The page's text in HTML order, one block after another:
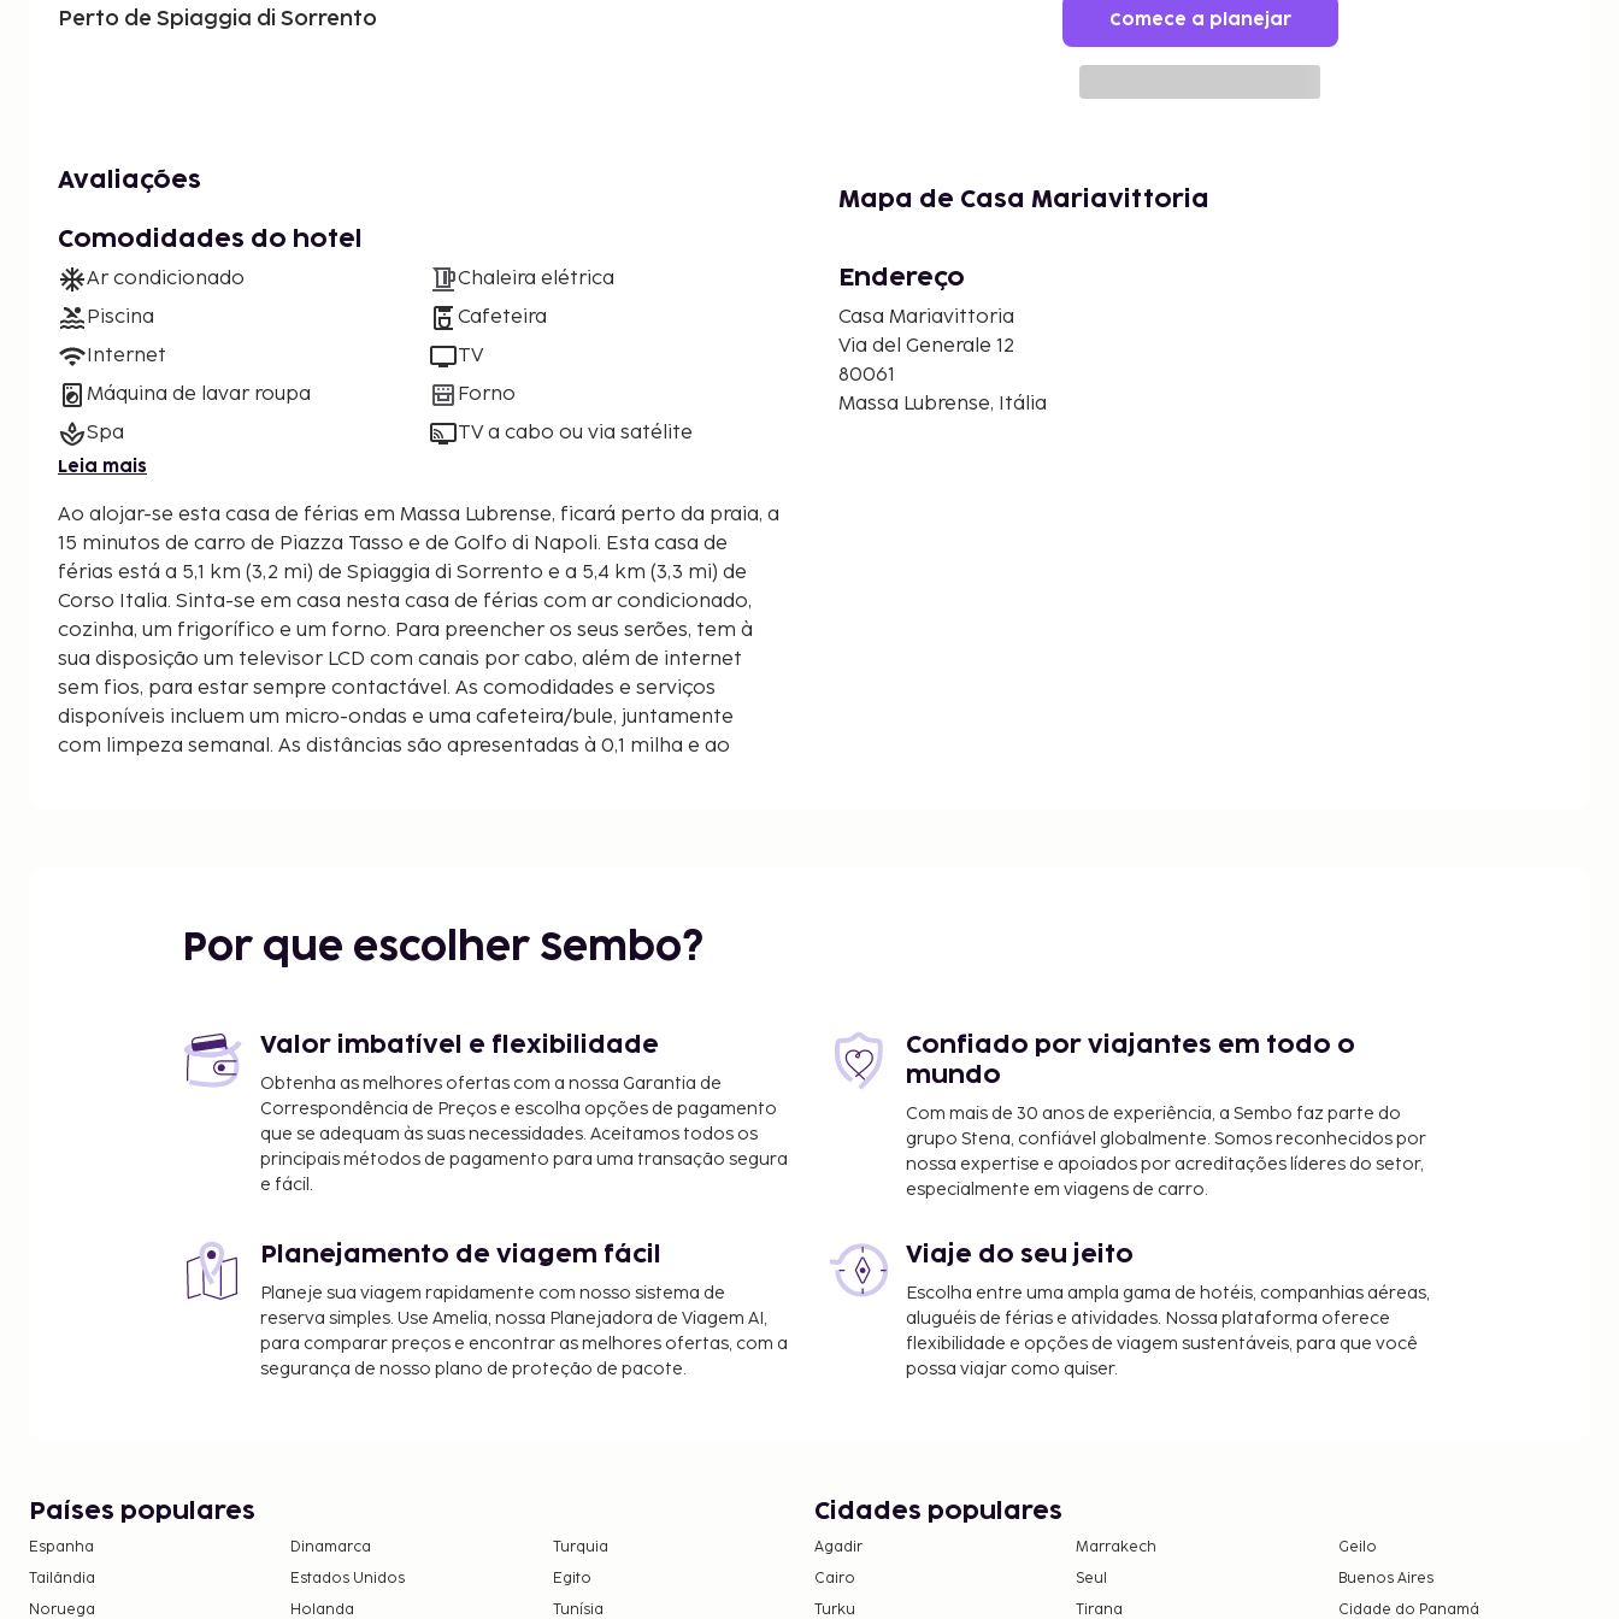
Perto de Spiaggia di Sorrento Comece a planejar
Avaliações
Comodidades do hotel
Ar condicionado
Piscina
Internet
Máquina de lavar roupa
Spa
Chaleira elétrica
Cafeteira
TV
Forno
TV a cabo ou via satélite
Leia mais
Ao alojar-se esta casa de férias em Massa Lubrense, ficará perto da praia, a
15 minutos de carro de Piazza Tasso e de Golfo di Napoli. Esta casa de
férias está a 5,1 km (3,2 mi) de Spiaggia di Sorrento e a 5,4 km (3,3 mi) de
Corso Italia. Sinta-se em casa nesta casa de férias com ar condicionado,
cozinha, um frigorífico e um forno. Para preencher os seus serões, tem à
sua disposição um televisor LCD com canais por cabo, além de internet
sem fios, para estar sempre contactável. As comodidades e serviços
disponíveis incluem um micro-ondas e uma cafeteira/bule, juntamente
com limpeza semanal. As distâncias são apresentadas à 0,1 milha e ao
Bagni della Regina Giovanna - 2,6 km/1,6 mi
Banhos da Rainha Giovanna - 2,7 km/1,7 mi
Museo Bottega della Tarsia Lignea - 3,6 km/2,3 mi
Cattedrale di Sorrento - 3,8 km/2,3 mi
Bastione di Parsano - 3,8 km/2,4 mi
Piazza Tasso - 4 km/2,5 mi
Sedile Dominova - 4 km/2,5 mi
Igreja de San Francesco - 4 km/2,5 mi
Os aeroportos mais próximos são:
Aeroporto Internacional de Nápoles (NAP) - 58,2 km/36,1 mi
Salerno (QSR-Costa Amalfitana) - 77,9 km/48,4 mi
Acesso à internet com fios grátis e uma lavandaria estão entre o leque de
comodidades oferecidas por Esta casa de férias. A casa de férias
concierge e churrasqueiras estão também entre o leque de comodidades
desta casa de férias de estilo Belas Artes. Satisfaça o seu apetite num dos
2 restaurantes.
Mapa de Casa Mariavittoria
Endereço
Casa Mariavittoria
Via del Generale 12
80061
Massa Lubrense, Itália
Por que escolher Sembo?
Valor imbatível e flexibilidade
Obtenha as melhores ofertas com a nossa Garantia de
Correspondência de Preços e escolha opções de pagamento
que se adequam às suas necessidades. Aceitamos todos os
principais métodos de pagamento para uma transação segura
e fácil.
Confiado por viajantes em todo o
mundo
Com mais de 30 anos de experiência, a Sembo faz parte do
grupo Stena, confiável globalmente. Somos reconhecidos por
nossa expertise e apoiados por acreditações líderes do setor,
especialmente em viagens de carro.
Planejamento de viagem fácil
Planeje sua viagem rapidamente com nosso sistema de
reserva simples. Use Amelia, nossa Planejadora de Viagem AI,
para comparar preços e encontrar as melhores ofertas, com a
segurança de nosso plano de proteção de pacote.
Viaje do seu jeito
Escolha entre uma ampla gama de hotéis, companhias aéreas,
aluguéis de férias e atividades. Nossa plataforma oferece
flexibilidade e opções de viagem sustentáveis, para que você
possa viajar como quiser.
Países populares
Espanha Dinamarca
Turquia
Tailândia
Estados Unidos
Egito
Noruega
Holanda
Tunísia
Cidades populares
Agadir Marrakech
Geilo
Cairo
Seul
Buenos Aires
Turku
Tirana
Cidade do Panamá